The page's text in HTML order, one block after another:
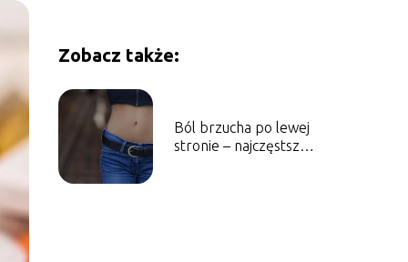
Zobacz także:
Ból brzucha po lewej
stronie – najczęstsze